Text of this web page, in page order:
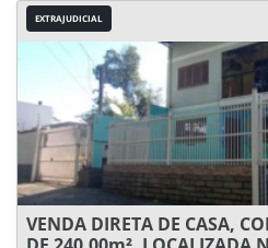
EXTRAJUDICIAL
VENDA DIRETA DE CASA,